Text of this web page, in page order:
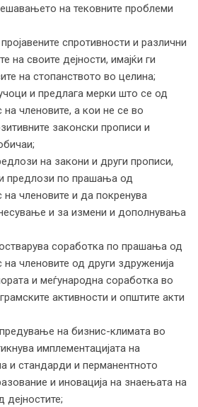
на тековните проблеми
спротивности и различни
на своите дејности, имајќи ги
на стопанството во целина;
и предлага мерки што се од
на членовите, а кои не се во
законски прописи и
на закони и други прописи,
предлози по прашања од
на членовите и да покренува
и за измени и дополнувања
соработка по прашања од
на членовите од други здруженија
и меѓународна соработка во
активности и општите акти
на бизнис-климата во
имплементацијата на
и стандарди и перманентното
и иновација на знаењата на
дејностите;